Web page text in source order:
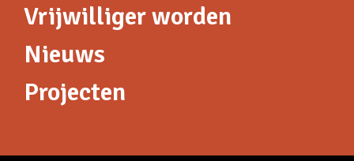
Vrijwilliger worden
Nieuws
Projecten